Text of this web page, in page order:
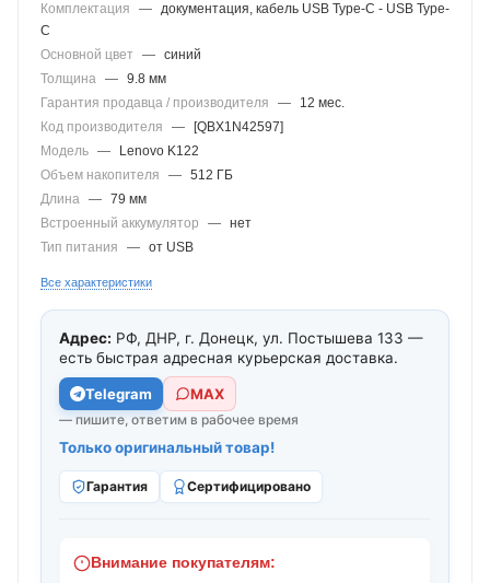
Комплектация
— документация, кабель USB Type-C - USB Type-
C
Основной цвет
— синий
Толщина — 9.8 мм
Гарантия продавца / производителя
—
12 мес.
Код производителя
—
[QBX1N42597]
Модель —
Lenovo K122
Объем накопителя
— 512 ГБ
Длина — 79 мм
Встроенный аккумулятор
— нет
Тип питания
— от USB
Все характеристики
Адрес: РФ, ДНР, г. Донецк, ул. Постышева 133 —
есть быстрая адресная курьерская доставка.
Telegram МАХ
— пишите, ответим в рабочее время
Только оригинальный товар!
Гарантия Сертифицировано
Внимание покупателям: